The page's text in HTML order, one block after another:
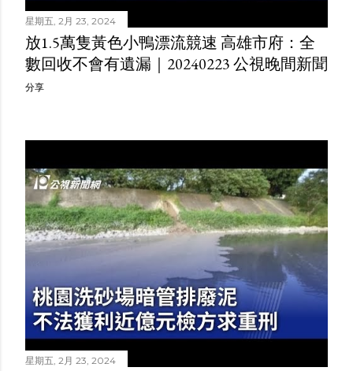
星期五, 2月 23, 2024
放1.5萬隻黃色小鴨漂流競速 高雄市府：全
數回收不會有遺漏｜20240223 公視晚間新聞
分享
星期五, 2月 23, 2024